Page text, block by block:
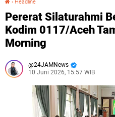
› Headline
Pererat Silaturahmi
Kodim 0117/Aceh
Morning
24JAMNews
10 Juni 2026, 15:57 WIB